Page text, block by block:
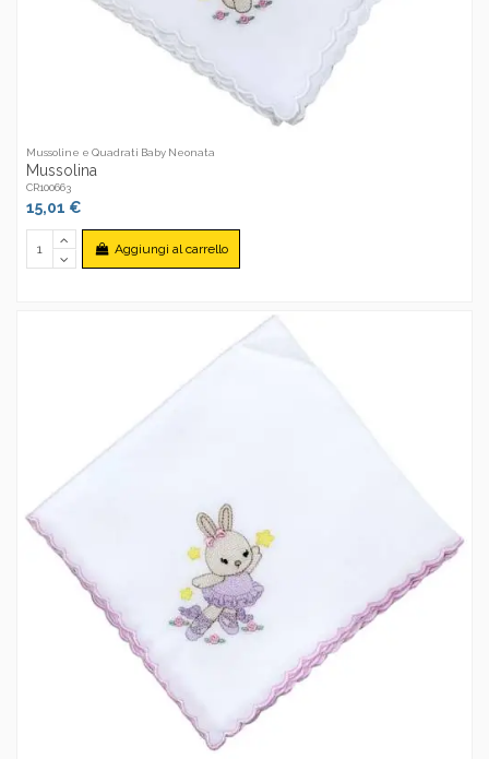
Mussoline e Quadrati Baby Neonata
Mussolina
CR100663
15,01 €
Aggiungi al carrello